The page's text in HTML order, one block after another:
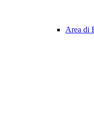
Area di